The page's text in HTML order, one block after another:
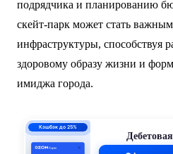
подрядчика и планированию
скейт-парк может стать
инфраструктуры, способствуя
здоровому образу жизни и
имиджа города.
ПСК 55–62,4%
годовых